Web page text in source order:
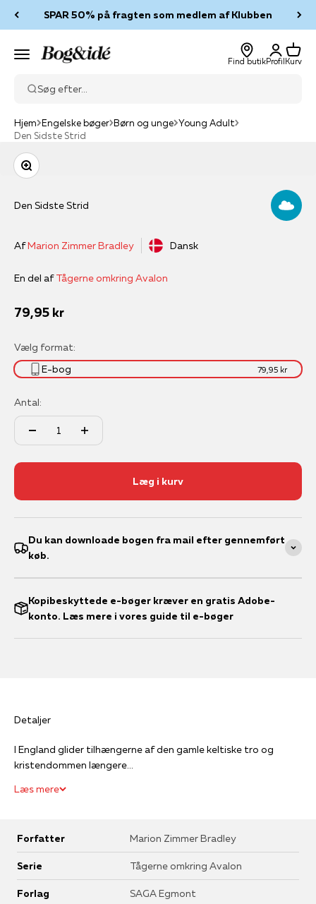
SPAR 50% på fragten som medlem af Klubben
Menu Bog & idé
Find butik
Log ind
Profil
Kurv
Kurv
Søg efter...
Hjem Engelske bøger Børn og unge Young Adult
Den Sidste Strid
Zoom
Den Sidste Strid
AfMarion Zimmer Bradley Dansk
En del afTågerne omkring Avalon
Salgspris
79,95 kr
Vælg format:
E-bog
79,95 kr
Antal:
Læg i kurv
Du kan downloade bogen fra mail efter gennemført
køb.
Kopibeskyttede e-bøger kræver en gratis Adobe-
konto. Læs mere i vores guide til e-bøger
Detaljer
I England glider tilhængerne af den gamle keltiske tro og
kristendommen længere...
Læs mere
Forfatter Marion Zimmer Bradley
Serie Tågerne omkring Avalon
Forlag SAGA Egmont